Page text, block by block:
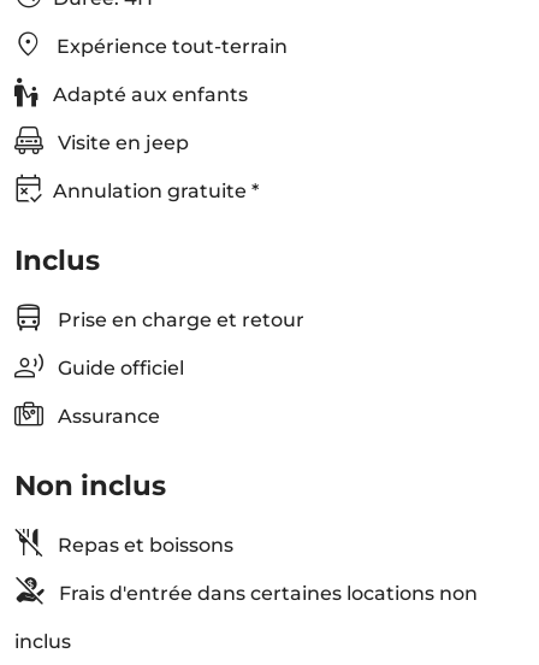
Expérience tout-terrain
Adapté aux enfants
Visite en jeep
Annulation gratuite *
Inclus
Prise en charge et retour
Guide officiel
Assurance
Non inclus
Repas et boissons
Frais d'entrée dans certaines locations non
inclus